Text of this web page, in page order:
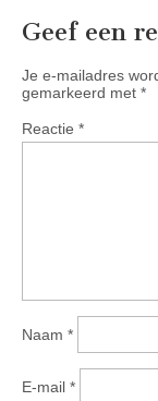
Geef een
Je e-mailadres
gemarkeerd met *
Reactie *
Naam *
E-mail *